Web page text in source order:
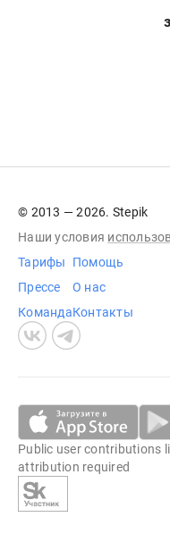
© 2013 — 2026. Stepik
Наши условия
Тарифы
Прессе
Команда
Помощь
О нас
Контакты
Public user contributions
attribution required